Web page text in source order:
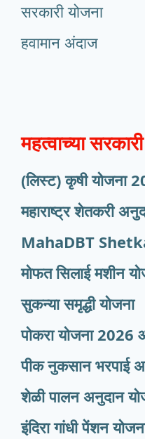
सरकारी योजना
हवामान अंदाज
महत्वाच्या
(लिस्ट) कृषी योजना
महाराष्ट्र शेतकरी
MahaDBT
मोफत सिलाई मशीन
सुकन्या समृद्धी योजना
पोकरा योजना
पीक नुकसान भरपाई
शेळी पालन अनुदान
इंदिरा गांधी पेंशन